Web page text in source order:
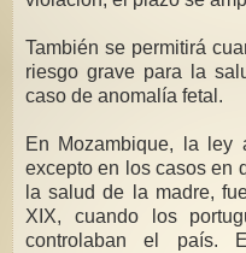
También se permitirá
riesgo grave para la
caso de anomalía fetal.
En Mozambique, la ley
excepto en los casos en
la salud de la madre,
XIX, cuando los
controlaban el país.